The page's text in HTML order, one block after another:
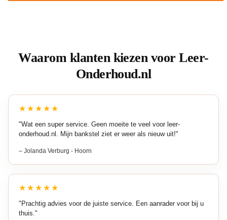
Waarom klanten kiezen voor Leer-
Onderhoud.nl
★★★★★
"Wat een super service. Geen moeite te veel voor leer-
onderhoud.nl. Mijn bankstel ziet er weer als nieuw uit!"
– Jolanda Verburg - Hoorn
★★★★★
"Prachtig advies voor de juiste service. Een aanrader voor bij u
thuis."